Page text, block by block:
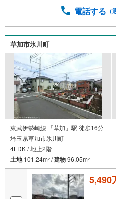
電話する （
草加市氷川町
東武伊勢崎線 「草加」駅 徒歩16分
埼玉県草加市氷川町
4LDK / 地上2階
土地101.24m2 /建物96.05m2
5,490